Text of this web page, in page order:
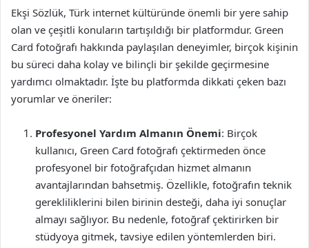
Ekşi Sözlük, Türk internet kültüründe önemli bir yere sahip
olan ve çeşitli konuların tartışıldığı bir platformdur. Green
Card fotoğrafı hakkında paylaşılan deneyimler, birçok kişinin
bu süreci daha kolay ve bilinçli bir şekilde geçirmesine
yardımcı olmaktadır. İşte bu platformda dikkati çeken bazı
yorumlar ve öneriler:
Profesyonel Yardım Almanın Önemi: Birçok
kullanıcı, Green Card fotoğrafı çektirmeden önce
profesyonel bir fotoğrafçıdan hizmet almanın
avantajlarından bahsetmiş. Özellikle, fotoğrafın teknik
gerekliliklerini bilen birinin desteği, daha iyi sonuçlar
almayı sağlıyor. Bu nedenle, fotoğraf çektirirken bir
stüdyoya gitmek, tavsiye edilen yöntemlerden biri.